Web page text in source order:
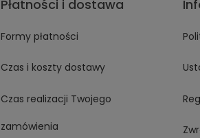
Płatności i dostawa
Formy płatności
Czas i koszty dostawy
Czas realizacji Twojego
zamówienia